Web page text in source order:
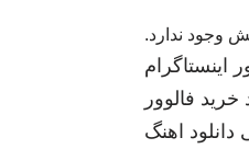
وجود ندارد.
اینستاگرام
خرید فالوور
دانلود اهنگ